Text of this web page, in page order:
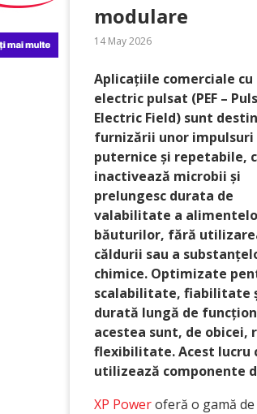
modulare
14 May 2026
Aplicațiile comerciale cu
electric pulsat (PEF –
Electric Field) sunt
furnizării unor impulsuri
puternice și repetabile,
inactivează microbii și
prelungesc durata de
valabilitate a
băuturilor, fără
căldurii sau a
chimice. Optimizate
scalabilitate, fiabilitate
durată lungă de
acestea sunt, de
flexibilitate. Acest lucru
utilizează componente
XP Poweroferă o gamă